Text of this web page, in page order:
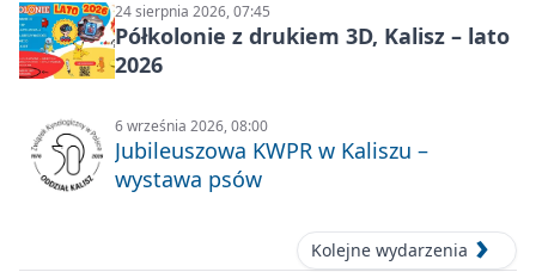
24 sierpnia 2026, 07:45
Półkolonie z drukiem 3D, Kalisz – lato
2026
6 września 2026, 08:00
Jubileuszowa KWPR w Kaliszu –
wystawa psów
Kolejne wydarzenia